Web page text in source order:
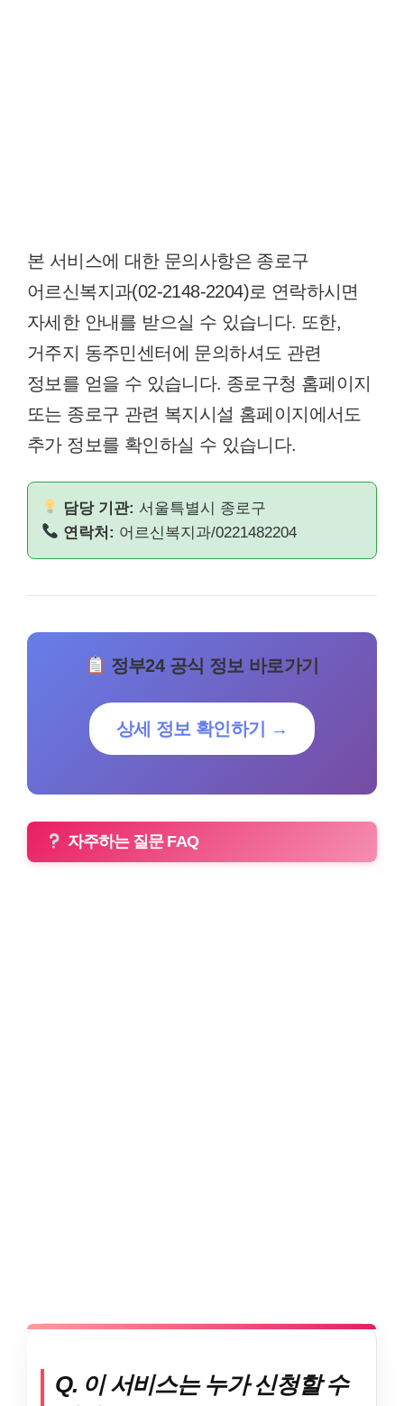
본 서비스에 대한 문의사항은 종로구
어르신복지과(02-2148-2204)로 연락하시면
자세한 안내를 받으실 수 있습니다. 또한,
거주지 동주민센터에 문의하셔도 관련
정보를 얻을 수 있습니다. 종로구청 홈페이지
또는 종로구 관련 복지시설 홈페이지에서도
추가 정보를 확인하실 수 있습니다.
담당 기관: 서울특별시 종로구
연락처: 어르신복지과/0221482204
정부24 공식 정보 바로가기
상세 정보 확인하기 →
자주하는 질문 FAQ
Q. 이 서비스는 누가 신청할 수